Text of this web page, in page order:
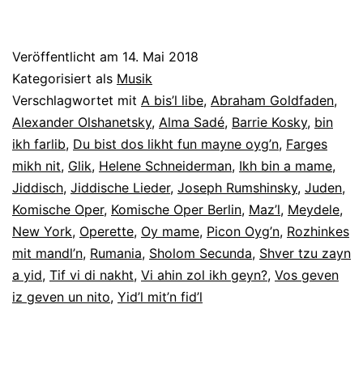
Veröffentlicht am 14. Mai 2018
Kategorisiert als Musik
Verschlagwortet mit A bis’l libe, Abraham Goldfaden,
Alexander Olshanetsky, Alma Sadé, Barrie Kosky, bin
ikh farlib, Du bist dos likht fun mayne oyg’n, Farges
mikh nit, Glik, Helene Schneiderman, Ikh bin a mame,
Jiddisch, Jiddische Lieder, Joseph Rumshinsky, Juden,
Komische Oper, Komische Oper Berlin, Maz’l, Meydele,
New York, Operette, Oy mame, Picon Oyg’n, Rozhinkes
mit mandl’n, Rumania, Sholom Secunda, Shver tzu zayn
a yid, Tif vi di nakht, Vi ahin zol ikh geyn?, Vos geven
iz geven un nito, Yid’l mit’n fid’l